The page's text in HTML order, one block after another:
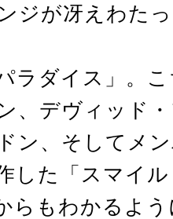
ジが冴えわた
ラダイス」。
、デヴィッド
ン、そしてメ
した「スマイ
らもわかるよ